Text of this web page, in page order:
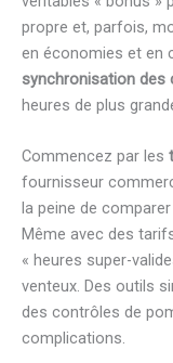
propre et, parfois,
en économies et en
synchronisation
heures de plus
Commencez par les
fournisseur
la peine de
Même avec des
« heures super-
venteux. Des outils
des contrôles de
complications.